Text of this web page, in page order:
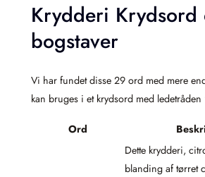
Krydderi Krydsord
bogstaver
Vi har fundet disse 29 ord med mere
kan bruges i et krydsord med ledetråden
Ord
Dette krydderi,
blanding af tørret